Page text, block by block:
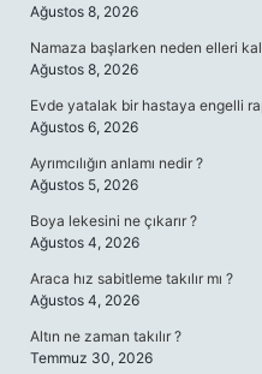
Ağustos 8, 2026
Namaza başlarken neden elleri
Ağustos 8, 2026
Evde yatalak bir hastaya engelli
Ağustos 6, 2026
Ayrımcılığın anlamı nedir ?
Ağustos 5, 2026
Boya lekesini ne çıkarır ?
Ağustos 4, 2026
Araca hız sabitleme takılır mı ?
Ağustos 4, 2026
Altın ne zaman takılır ?
Temmuz 30, 2026